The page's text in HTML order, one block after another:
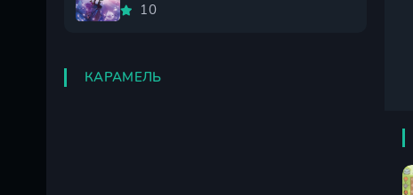
10
КАРАМЕЛЬ